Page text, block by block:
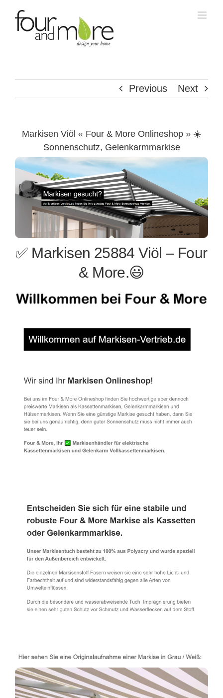
Previous Next
Markisen Viöl « Four & More Onlineshop » ☀️
Sonnenschutz, Gelenkarmmarkise
✅ Markisen 25884 Viöl – Four
& More.😃